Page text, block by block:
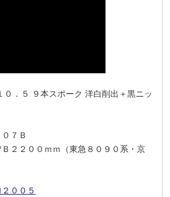
０．５ ９本スポーク 洋白削出＋黒ニッ
７Ｂ
２２００ｍｍ（東急８０９０系・京
２００５